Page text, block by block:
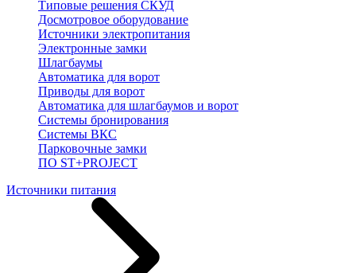
Типовые решения СКУД
Досмотровое оборудование
Источники электропитания
Электронные замки
Шлагбаумы
Автоматика для ворот
Приводы для ворот
Автоматика для шлагбаумов и ворот
Системы бронирования
Системы ВКС
Парковочные замки
ПО ST+PROJECT
Источники питания